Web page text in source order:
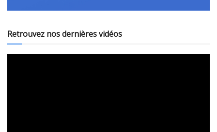
Retrouvez nos dernières vidéos